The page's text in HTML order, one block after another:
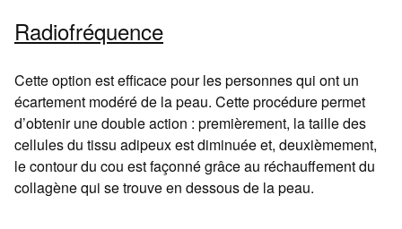
Radiofréquence
Cette option est efficace pour les personnes qui ont un
écartement modéré de la peau. Cette procédure permet
d’obtenir une double action : premièrement, la taille des
cellules du tissu adipeux est diminuée et, deuxièmement,
le contour du cou est façonné grâce au réchauffement du
collagène qui se trouve en dessous de la peau.